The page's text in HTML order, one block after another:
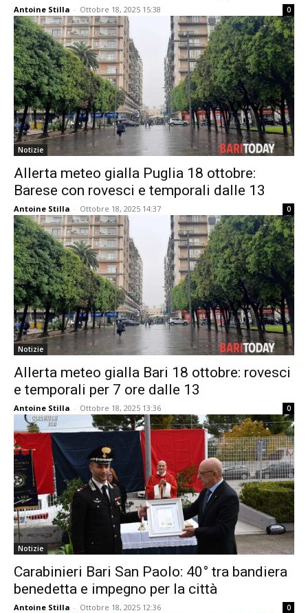
Antoine Stilla - Ottobre 18, 2025 15:38 0
Notizie
Allerta meteo gialla Puglia 18 ottobre:
Barese con rovesci e temporali dalle 13
Antoine Stilla - Ottobre 18, 2025 14:37 0
Notizie
Allerta meteo gialla Bari 18 ottobre: rovesci
e temporali per 7 ore dalle 13
Antoine Stilla - Ottobre 18, 2025 13:36 0
Notizie
Carabinieri Bari San Paolo: 40° tra bandiera
benedetta e impegno per la città
Antoine Stilla - Ottobre 18, 2025 12:36 0